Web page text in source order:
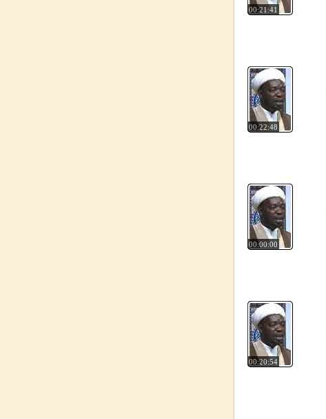
00:21:41
00:22:48
00:00:00
00:20:54